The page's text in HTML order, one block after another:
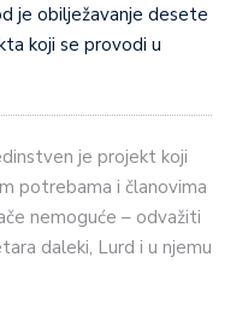
je obilježavanje desete
koji se provodi u
je projekt koji
potrebama i članovima
nemoguće – odvažiti
daleki, Lurd i u njemu